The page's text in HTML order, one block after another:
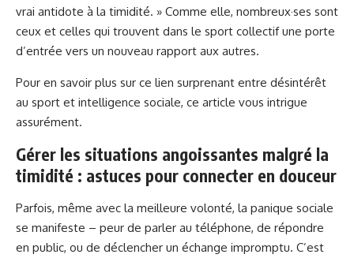
vrai antidote à la timidité. » Comme elle, nombreux·ses sont
ceux et celles qui trouvent dans le sport collectif une porte
d’entrée vers un nouveau rapport aux autres.
Pour en savoir plus sur ce lien surprenant entre désintérêt
au sport et intelligence sociale, ce article vous intrigue
assurément.
Gérer les situations angoissantes malgré la
timidité : astuces pour connecter en douceur
Parfois, même avec la meilleure volonté, la panique sociale
se manifeste – peur de parler au téléphone, de répondre
en public, ou de déclencher un échange impromptu. C’est